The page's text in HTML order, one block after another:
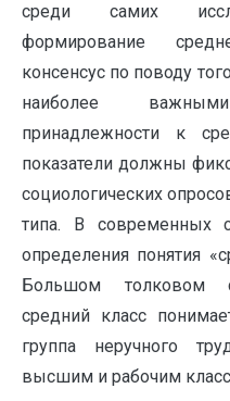
среди самих
формирование
консенсус по поводу
наиболее
принадлежности к
показатели должны
социологических
типа. В современных
определения понятия
Большом толковом
средний класс
группа неручного
высшим и рабочим